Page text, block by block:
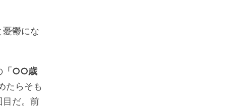
鬱にな
「○○歳
たらそも
目だ。前